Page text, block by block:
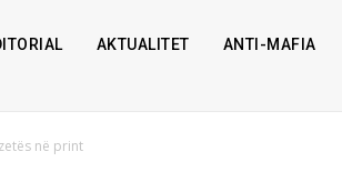
AKTUALITET ANTI-MAFIA
në print